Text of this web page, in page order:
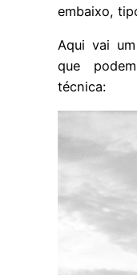
embaixo,
Aqui vai
que
técnica: